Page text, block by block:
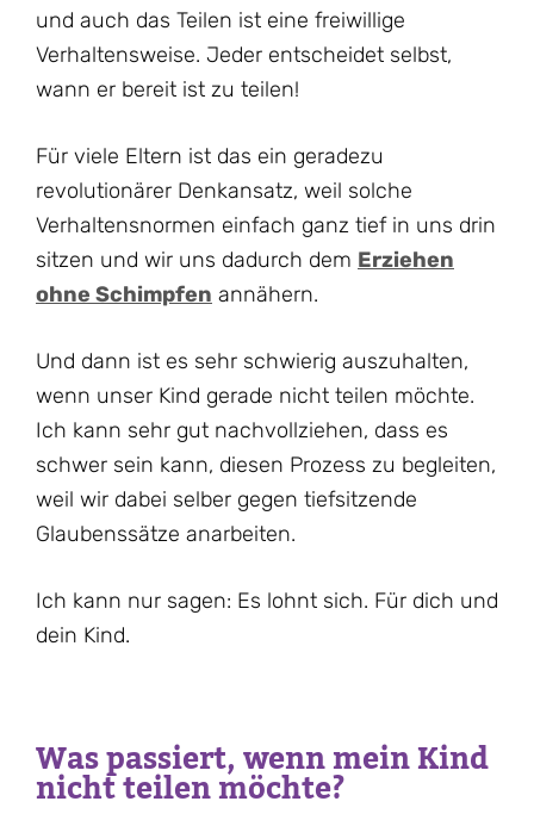
und auch das Teilen ist eine freiwillige
Verhaltensweise. Jeder entscheidet selbst,
wann er bereit ist zu teilen!
Für viele Eltern ist das ein geradezu
revolutionärer Denkansatz, weil solche
Verhaltensnormen einfach ganz tief in uns drin
sitzen und wir uns dadurch dem Erziehen
ohne Schimpfen annähern.
Und dann ist es sehr schwierig auszuhalten,
wenn unser Kind gerade nicht teilen möchte.
Ich kann sehr gut nachvollziehen, dass es
schwer sein kann, diesen Prozess zu begleiten,
weil wir dabei selber gegen tiefsitzende
Glaubenssätze anarbeiten.
Ich kann nur sagen: Es lohnt sich. Für dich und
dein Kind.
Was passiert, wenn mein Kind
nicht teilen möchte?